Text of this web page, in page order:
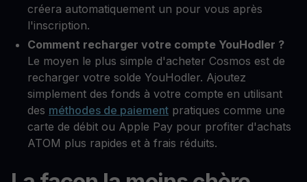
créera automatiquement un pour vous après
l'inscription.
Comment recharger votre compte YouHodler ?
Le moyen le plus simple d'acheter Cosmos est de
recharger votre solde YouHodler. Ajoutez
simplement des fonds à votre compte en utilisant
des méthodes de paiement pratiques comme une
carte de débit ou Apple Pay pour profiter d'achats
ATOM plus rapides et à frais réduits.